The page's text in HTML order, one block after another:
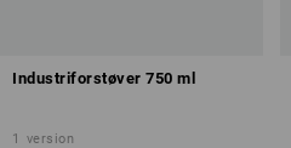
Industriforstøver 750 ml
1 version